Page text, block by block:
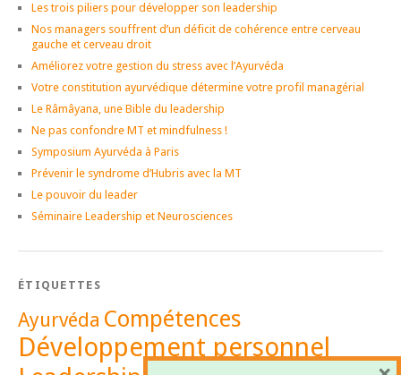
Les trois piliers pour développer son leadership
Nos managers souffrent d’un déficit de cohérence entre cerveau
gauche et cerveau droit
Améliorez votre gestion du stress avec l’Ayurvéda
Votre constitution ayurvédique détermine votre profil managérial
Le Râmâyana, une Bible du leadership
Ne pas confondre MT et mindfulness !
Symposium Ayurvéda à Paris
Prévenir le syndrome d’Hubris avec la MT
Le pouvoir du leader
Séminaire Leadership et Neurosciences
ÉTIQUETTES
Ayurvéda Compétences
Développement personnel